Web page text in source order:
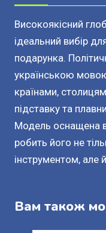
Високоякісний
ідеальний вибір
подарунка.
українською
країнами,
підставку та
Модель оснащена
робить його не
інструментом, але
Вам також